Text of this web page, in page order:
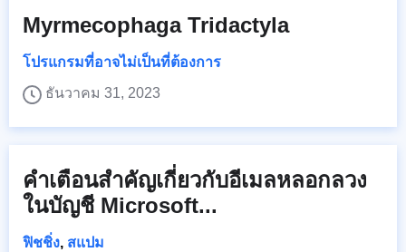
Myrmecophaga Tridactyla
โปรแกรมที่อาจไม่เป็นที่ต้องการ
ธันวาคม 31, 2023
คำเตือนสำคัญเกี่ยวกับอีเมลหลอกลวง
ในบัญชี Microsoft...
ฟิชชิ่ง, สแปม